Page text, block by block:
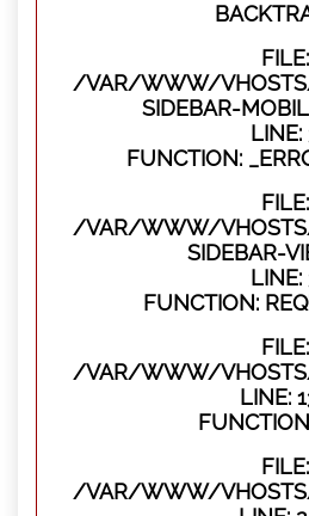
FILE:
/VAR/WWW/VHOSTS/
SIDEBAR-
LINE:
FUNCTION:
FILE:
/VAR/WWW/VHOSTS/
SIDEBAR-
LINE:
FUNCTION:
FILE:
/VAR/WWW/VHOSTS/
LINE:
FILE:
/VAR/WWW/VHOSTS/